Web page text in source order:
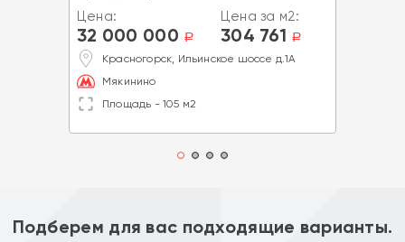
Цена:
32 000 000 a
Цена за м2:
304 761 a
Красногорск, Ильинское шоссе д.1А
Мякинино
Площадь - 105 м2
Подберем для вас подходящие варианты.